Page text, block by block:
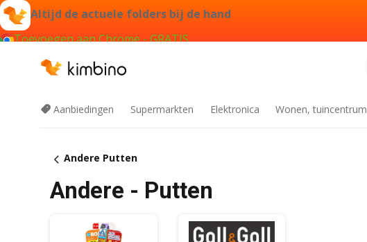
Altijd de actuele folders bij de hand
Toevoegen aan Chrome - GRATIS
Aanbiedingen Supermarkten Elektronica Wonen, tuincentrum
Andere Putten
Andere - Putten